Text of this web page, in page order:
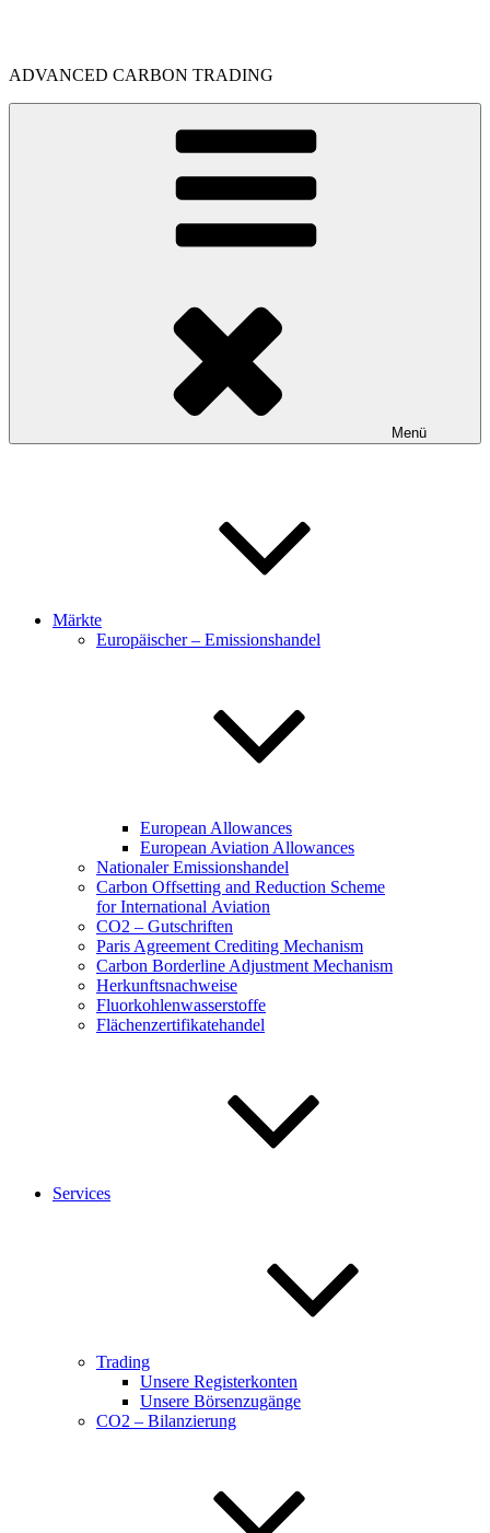
ADVANCED CARBON TRADING
Menü
Märkte
Europäischer – Emissionshandel
European Allowances
European Aviation Allowances
Nationaler Emissionshandel
Carbon Offsetting and Reduction Scheme
for International Aviation
CO2 – Gutschriften
Paris Agreement Crediting Mechanism
Carbon Borderline Adjustment Mechanism
Herkunftsnachweise
Fluorkohlenwasserstoffe
Flächenzertifikatehandel
Services
Trading
Unsere Registerkonten
Unsere Börsenzugänge
CO2 – Bilanzierung